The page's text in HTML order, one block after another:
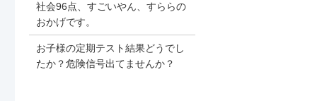
社会96点、すごいやん、すららの
おかげです。
お子様の定期テスト結果どうでし
たか？危険信号出てませんか？